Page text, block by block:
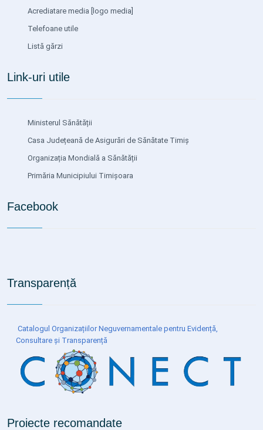
Acrediatare media [logo media]
Telefoane utile
Listă gărzi
Link-uri utile
Ministerul Sănătății
Casa Județeană de Asigurări de Sănătate Timiș
Organizația Mondială a Sănătății
Primăria Municipiului Timișoara
Facebook
Transparență
Catalogul Organizațiilor Neguvernamentale pentru Evidență,
Consultare și Transparență
Proiecte recomandate